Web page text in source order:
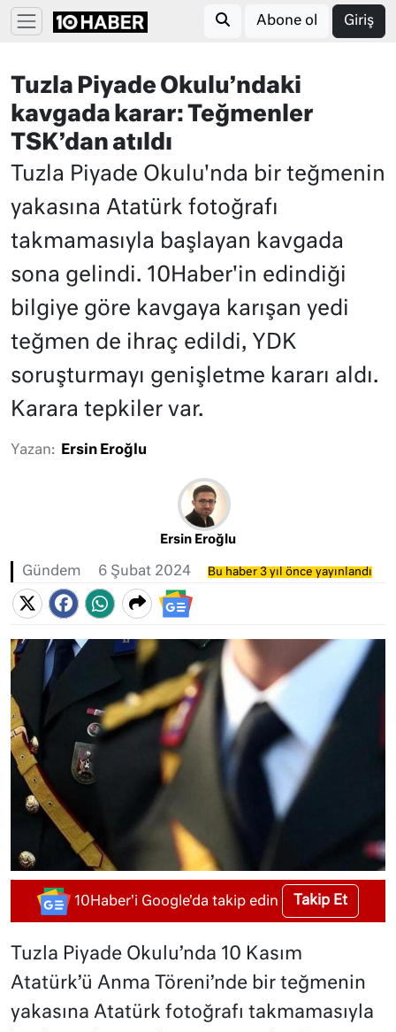
Abone ol Giriş
Tuzla Piyade Okulu’ndaki
kavgada karar: Teğmenler
TSK’dan atıldı
Tuzla Piyade Okulu'nda bir teğmenin
yakasına Atatürk fotoğrafı
takmamasıyla başlayan kavgada
sona gelindi. 10Haber'in edindiği
bilgiye göre kavgaya karışan yedi
teğmen de ihraç edildi, YDK
soruşturmayı genişletme kararı aldı.
Karara tepkiler var.
Yazan: Ersin Eroğlu
Ersin Eroğlu
Gündem 6 Şubat 2024 Bu haber 3 yıl önce yayınlandı
10Haber'i Google'da takip edin Takip Et
Tuzla Piyade Okulu’nda 10 Kasım
Atatürk’ü Anma Töreni’nde bir teğmenin
yakasına Atatürk fotoğrafı takmamasıyla